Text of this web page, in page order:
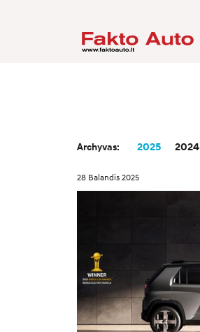
Archyvas: 2025 2024
28 Balandis 2025